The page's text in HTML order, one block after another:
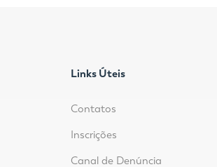
Links Úteis
Contatos
Inscrições
Canal de Denúncia